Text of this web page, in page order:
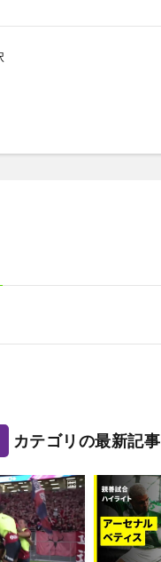
カテゴリの最新記事